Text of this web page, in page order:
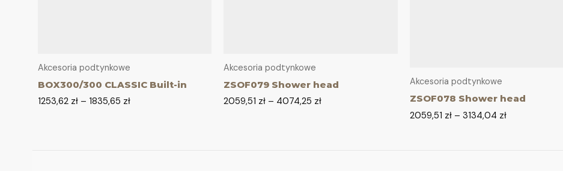
Akcesoria podtynkowe
ZSOF078 Shower head
2059,51 zł– 3134,04 zł
Akcesoria podtynkowe
BOX300/300 CLASSIC Built-in
1253,62 zł– 1835,65 zł
Akcesoria podtynkowe
ZSOF079 Shower head
2059,51 zł – 4074,25 zł